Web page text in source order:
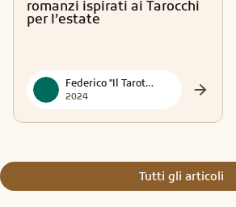
romanzi ispirati ai Tarocchi
per l’estate
Federico "Il Tarotmante"
2024
Tutti gli articoli